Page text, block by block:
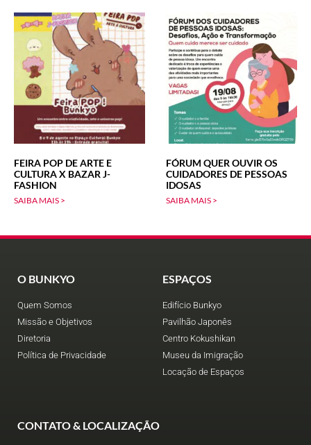
FEIRA POP DE ARTE E
CULTURA X BAZAR J-
FASHION
SAIBA MAIS >
FÓRUM QUER OUVIR OS
CUIDADORES DE PESSOAS
IDOSAS
SAIBA MAIS >
O BUNKYO
Quem Somos
Missão e Objetivos
Diretoria
Política de Privacidade
ESPAÇOS
Edifício Bunkyo
Pavilhão Japonês
Centro Kokushikan
Museu da Imigração
Locação de Espaços
CONTATO & LOCALIZAÇÃO